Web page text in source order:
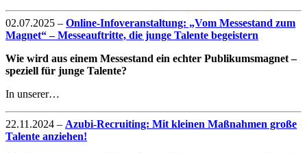
02.07.2025 – Online-Infoveranstaltung: „Vom Messestand zum
Magnet“ – Messeauftritte, die junge Talente begeistern
Wie wird aus einem Messestand ein echter Publikumsmagnet –
speziell für junge Talente?
In unserer…
22.11.2024 – Azubi-Recruiting: Mit kleinen Maßnahmen große
Talente anziehen!